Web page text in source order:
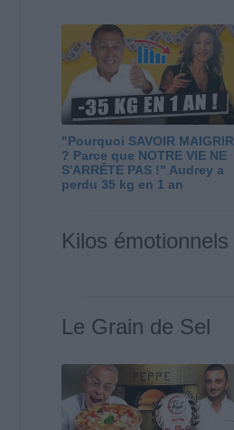
"Pourquoi SAVOIR MAIGRIR
? Parce que NOTRE VIE NE
S'ARRÊTE PAS !" Audrey a
perdu 35 kg en 1 an
Kilos émotionnels
Le Grain de Sel